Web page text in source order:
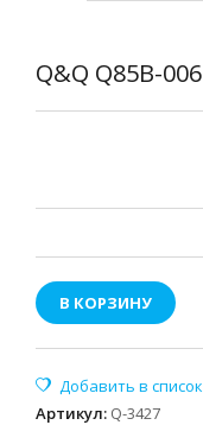
Q&Q Q85B-006
В КОРЗИНУ
Артикул: Q-3427